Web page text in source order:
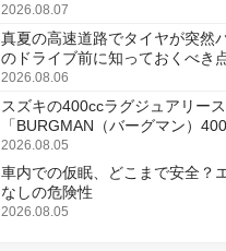
2026.08.07
真夏の高速道路でタイヤが突然
のドライブ前に知っておくべき
2026.08.06
スズキの400ccラグジュアリー
「BURGMAN（バーグマン）
変更し、8月18日に発売
2026.08.05
車内での仮眠、どこまで安全？
なしの危険性
2026.08.05